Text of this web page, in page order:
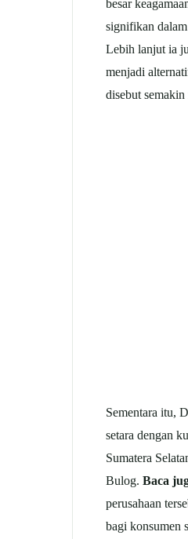
besar
signifikan
Lebih lanjut ia
menjadi
disebut
Sementara itu,
setara dengan
Sumatera
Bulog. Baca
perusahaan
bagi konsumen